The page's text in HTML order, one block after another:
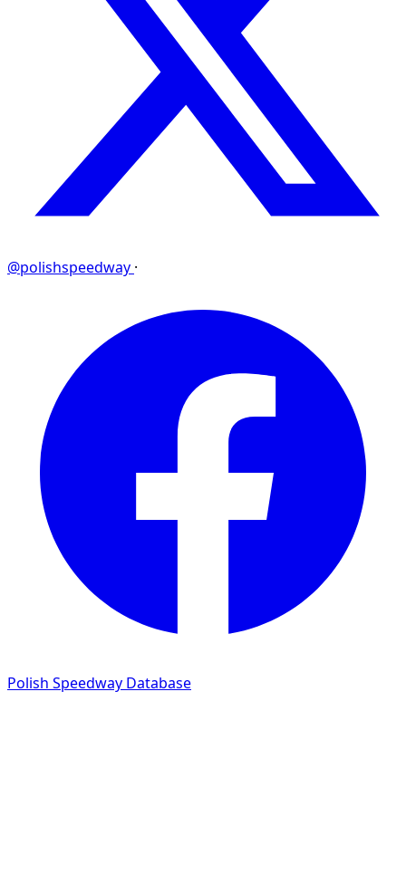
@polishspeedway ·
Polish Speedway Database